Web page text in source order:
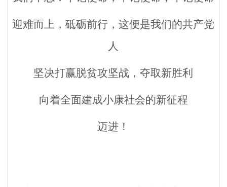
迎难而上，砥砺前行，这便是我们的共产党
人
坚决打赢脱贫攻坚战，夺取新胜利
向着全面建成小康社会的新征程
迈进！